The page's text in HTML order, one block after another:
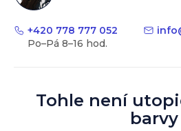
+420 778 777 052 info
Tohle není
barvy